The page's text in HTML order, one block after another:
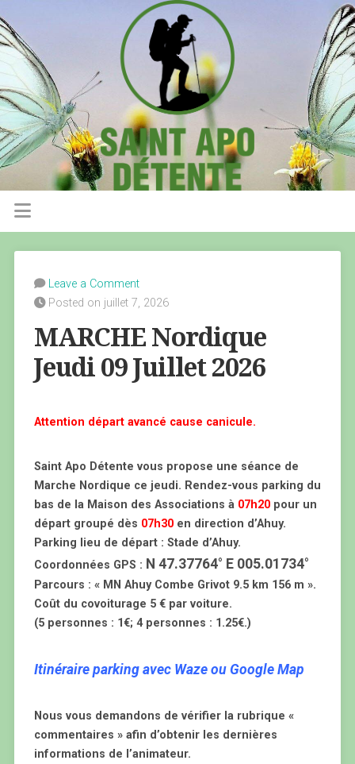
Leave a Comment
Posted on juillet 7, 2026
MARCHE Nordique
Jeudi 09 Juillet 2026
Attention départ avancé cause canicule.
Saint Apo Détente vous propose une séance de
Marche Nordique ce jeudi. Rendez-vous parking du
bas de la Maison des Associations à 07h20pour un
départ groupé dès 07h30en direction d’Ahuy.
Parking lieu de départ : Stade d’Ahuy.
Coordonnées GPS : N 47.37764° E 005.01734°
Parcours : « MN Ahuy Combe Grivot 9.5 km 156 m ».
Coût du covoiturage 5 € par voiture.
(5 personnes : 1€; 4 personnes : 1.25€.)
Itinéraire parking avec Waze ou Google Map
Nous vous demandons de vérifier la rubrique «
commentaires » afin d’obtenir les dernières
informations de l’animateur.